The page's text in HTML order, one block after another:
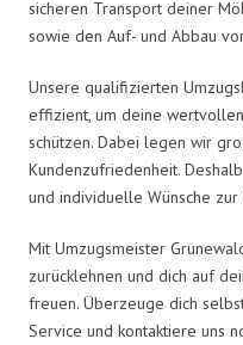
sicheren Transport deiner
sowie den Auf- und Abbau
Unsere qualifizierten
effizient, um deine
schützen. Dabei legen wir
Kundenzufriedenheit.
und individuelle Wünsche zur
Mit Umzugsmeister
zurücklehnen und dich auf
freuen. Überzeuge dich
Service und kontaktiere uns